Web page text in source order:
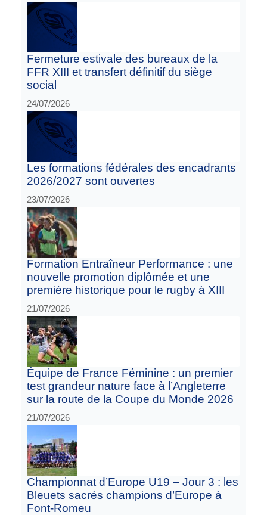
Fermeture estivale des bureaux de la
FFR XIII et transfert définitif du siège
social
24/07/2026
Les formations fédérales des encadrants
2026/2027 sont ouvertes
23/07/2026
Formation Entraîneur Performance : une
nouvelle promotion diplômée et une
première historique pour le rugby à XIII
21/07/2026
Équipe de France Féminine : un premier
test grandeur nature face à l’Angleterre
sur la route de la Coupe du Monde 2026
21/07/2026
Championnat d’Europe U19 – Jour 3 : les
Bleuets sacrés champions d’Europe à
Font-Romeu